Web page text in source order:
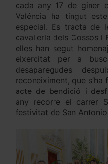
cada any 17 de giner
Valéncia ha tingut
especial. Es tracta de
cavalleria dels Cossos i
elles han segut
eixercitat per a
desaparegudes
reconeiximent, que
acte de bendició i
any recorre el carrer
festivitat de San